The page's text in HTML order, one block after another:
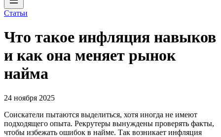
Статьи
Что такое инфляция навыков
и как она меняет рынок
найма
24 ноября 2025
Соискатели пытаются выделиться, хотя иногда не имеют
подходящего опыта. Рекрутеры вынуждены проверять факты,
чтобы избежать ошибок в найме. Так возникает инфляция